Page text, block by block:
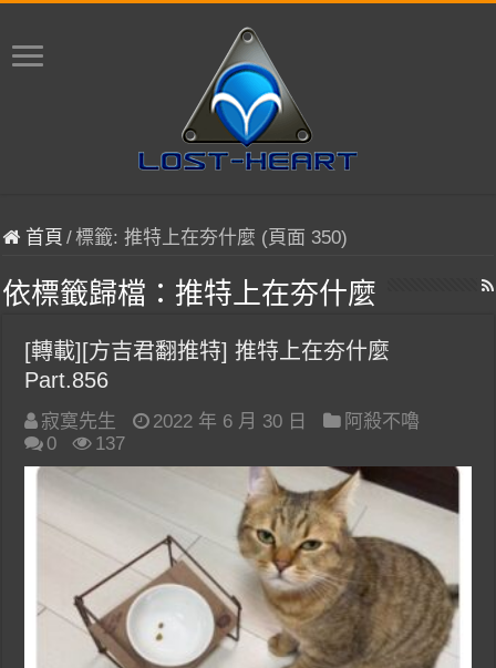
首頁 /標籤:推特上在夯什麼 (頁面 350)
依標籤歸檔： 推特上在夯什麼
[轉載][方吉君翻推特] 推特上在夯什麼
Part.856
寂寞先生 2022 年 6 月 30 日
阿殺不嚕
0
137